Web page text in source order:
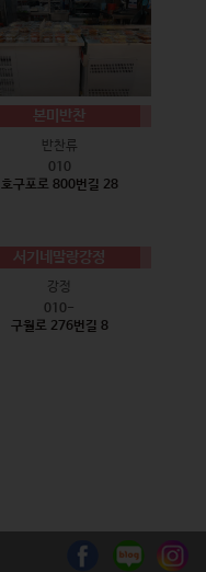
본미반찬
반찬류
010
호구포로 800번길 28
서기네말랑강정
강정
010-
구월로 276번길 8